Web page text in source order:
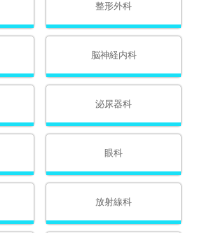
整形外科
脳神経内科
泌尿器科
眼科
放射線科